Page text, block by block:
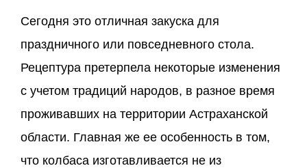
Сегодня это отличная закуска для
праздничного или повседневного стола.
Рецептура претерпела некоторые изменения
с учетом традиций народов, в разное время
проживавших на территории Астраханской
области. Главная же ее особенность в том,
что колбаса изготавливается не из